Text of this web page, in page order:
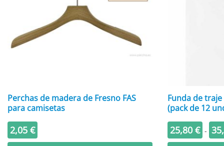
Perchas de madera de Fresno FAS
para camisetas
2,05 €
Funda de
(pack de 12
25,80 € -